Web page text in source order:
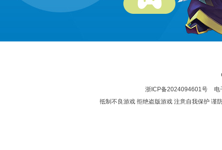
浙ICP备2024094601号
抵制不良游戏 拒绝盗版游戏 注意自我保护 谨